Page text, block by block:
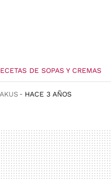
DE SOPAS Y CREMAS
HACE 3 AÑOS